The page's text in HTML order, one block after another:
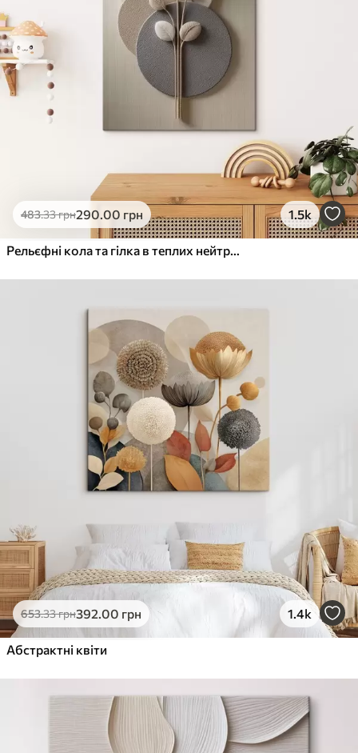
483.33грн290.00 грн 1.5k
Рельєфні кола та гілка в теплих нейтральних тонах
653.33грн392.00 грн 1.4k
Абстрактні квіти